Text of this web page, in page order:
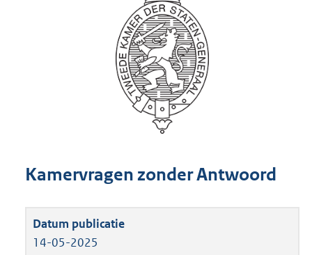
Kamervragen zonder Antwoord
14-05-2025